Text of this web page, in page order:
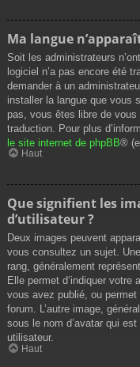
Ma langue
Soit les administrateurs
logiciel n’a pas encore été
demander à un
installer la langue que vous
pas, vous êtes libre de
traduction. Pour plus
le site internet de phpBB®
Haut
Que signifient les
d’utilisateur ?
Deux images peuvent
vous consultez un sujet.
rang, généralement
Elle permet d’indiquer
vous avez publié, ou
forum. L’autre image,
sous le nom d’avatar qui
utilisateur.
Haut